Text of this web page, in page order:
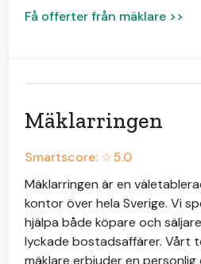
Få offerter från mäklare >>
Mäklarringen
Smartscore: ☆5.0
Mäklarringen är en
kontor över hela Sverige. Vi
hjälpa både köpare och
lyckade bostadsaffärer. Vårt
mäklare erbjuder en